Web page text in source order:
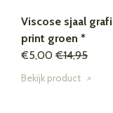
Viscose sjaal
print groen *
€5,00 €14,95
Bekijk product >